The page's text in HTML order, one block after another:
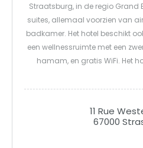
Straatsburg, in de regio Grand
suites, allemaal voorzien van
badkamer. Het hotel beschikt
een wellnessruimte met een
hamam, en gratis WiFi. Het
slechts 700 meter van de
dan een kilometer van
11 Rue
67000